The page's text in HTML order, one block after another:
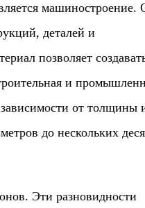
машиностроение.
деталей и
позволяет
и
от толщины
до нескольких
Эти разновидности